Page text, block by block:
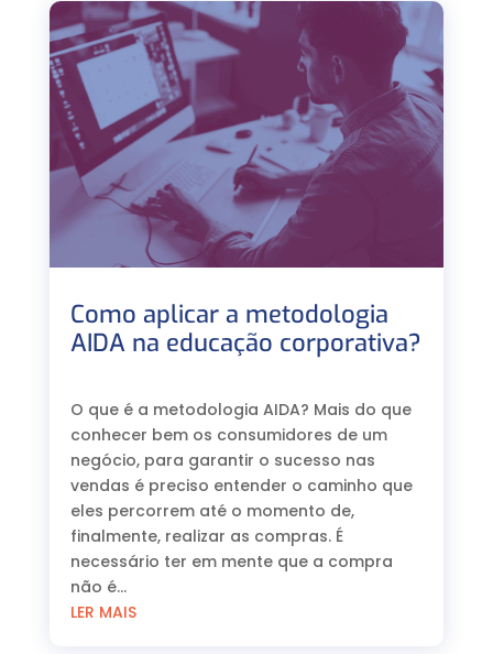
Como aplicar a metodologia
AIDA na educação corporativa?
O que é a metodologia AIDA? Mais do que
conhecer bem os consumidores de um
negócio, para garantir o sucesso nas
vendas é preciso entender o caminho que
eles percorrem até o momento de,
finalmente, realizar as compras. É
necessário ter em mente que a compra
não é...
LER MAIS